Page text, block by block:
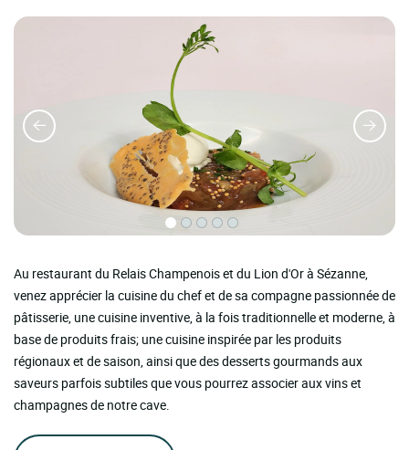
Au restaurant du Relais Champenois et du Lion d'Or à Sézanne,
venez apprécier la cuisine du chef et de sa compagne passionnée de
pâtisserie, une cuisine inventive, à la fois traditionnelle et moderne, à
base de produits frais; une cuisine inspirée par les produits
régionaux et de saison, ainsi que des desserts gourmands aux
saveurs parfois subtiles que vous pourrez associer aux vins et
champagnes de notre cave.